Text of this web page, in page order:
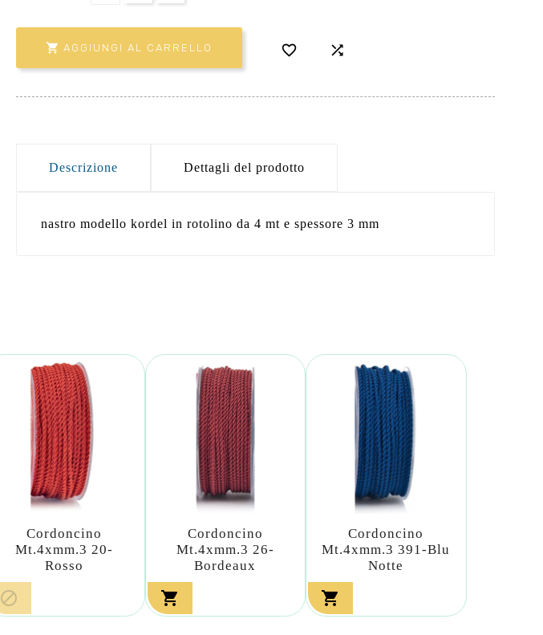
 AGGIUNGI AL CARRELLO  
Descrizione Dettagli del prodotto
nastro modello kordel in rotolino da 4 mt e spessore 3 mm
Cordoncino
Mt.4xmm.3 20-
Rosso

Cordoncino
Mt.4xmm.3 26-
Bordeaux

Cordoncino
Mt.4xmm.3 391-Blu
Notte
